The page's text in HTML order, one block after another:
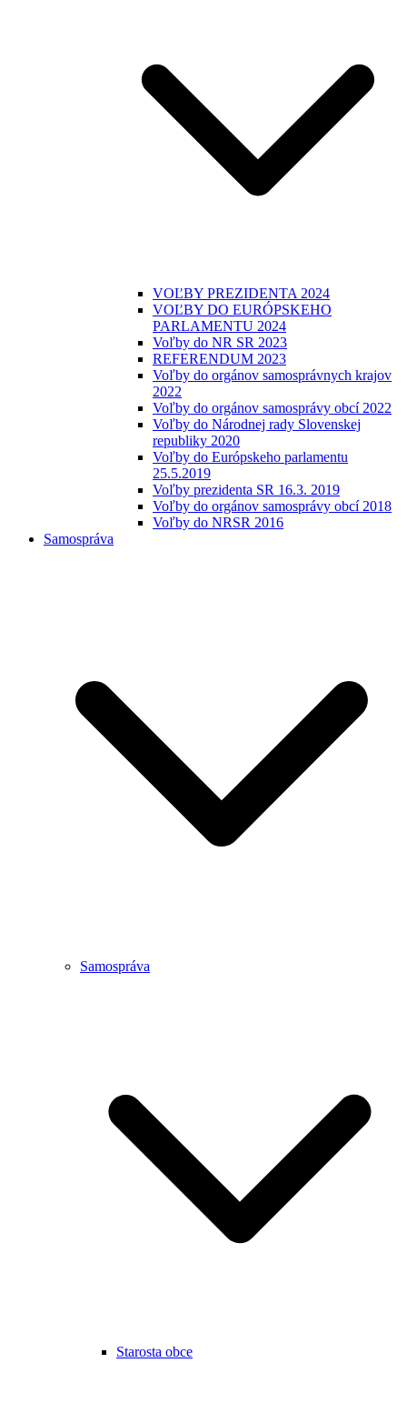
VOĽBY PREZIDENTA 2024
VOĽBY DO EURÓPSKEHO
PARLAMENTU 2024
Voľby do NR SR 2023
REFERENDUM 2023
Voľby do orgánov samosprávnych krajov
2022
Voľby do orgánov samosprávy obcí 2022
Voľby do Národnej rady Slovenskej
republiky 2020
Voľby do Európskeho parlamentu
25.5.2019
Voľby prezidenta SR 16.3. 2019
Voľby do orgánov samosprávy obcí 2018
Voľby do NRSR 2016
Samospráva
Samospráva
Starosta obce